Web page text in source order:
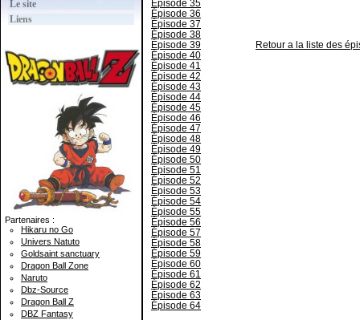
Le site
Liens
Partenaires :
Hikaru no Go
Univers Natuto
Goldsaint sanctuary
Dragon Ball Zone
Naruto
Dbz-Source
Dragon Ball Z
DBZ Fantasy
Épisode 35
Épisode 36
Épisode 37
Épisode 38
Épisode 39
Épisode 40
Épisode 41
Épisode 42
Épisode 43
Épisode 44
Épisode 45
Épisode 46
Épisode 47
Épisode 48
Épisode 49
Épisode 50
Épisode 51
Épisode 52
Épisode 53
Épisode 54
Épisode 55
Épisode 56
Épisode 57
Épisode 58
Épisode 59
Épisode 60
Épisode 61
Épisode 62
Épisode 63
Épisode 64
Retour a la liste des